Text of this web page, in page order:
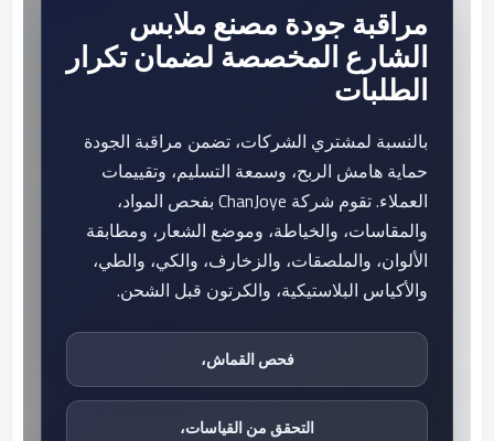
مراقبة جودة مصنع ملابس
الشارع المخصصة لضمان تكرار
الطلبات
بالنسبة لمشتري الشركات، تضمن مراقبة الجودة
حماية هامش الربح، وسمعة التسليم، وتقييمات
العملاء. تقوم شركة ChanJoye بفحص المواد،
والمقاسات، والخياطة، وموضع الشعار، ومطابقة
الألوان، والملصقات، والزخارف، والكي، والطي،
والأكياس البلاستيكية، والكرتون قبل الشحن.
فحص القماش،
التحقق من القياسات،